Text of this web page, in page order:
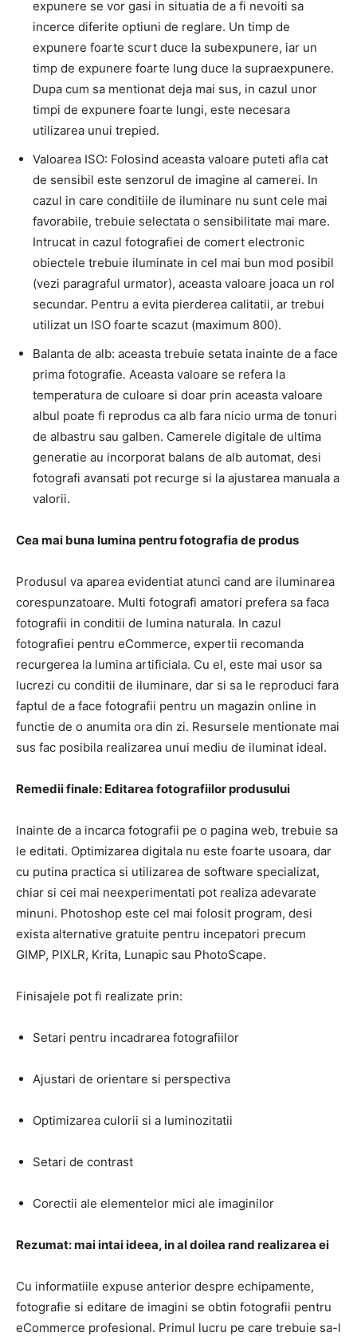
expunere se vor gasi in situatia de a fi nevoiti sa
incerce diferite optiuni de reglare. Un timp de
expunere foarte scurt duce la subexpunere, iar un
timp de expunere foarte lung duce la supraexpunere.
Dupa cum sa mentionat deja mai sus, in cazul unor
timpi de expunere foarte lungi, este necesara
utilizarea unui trepied.
Valoarea ISO: Folosind aceasta valoare puteti afla cat
de sensibil este senzorul de imagine al camerei. In
cazul in care conditiile de iluminare nu sunt cele mai
favorabile, trebuie selectata o sensibilitate mai mare.
Intrucat in ​​cazul fotografiei de comert electronic
obiectele trebuie iluminate in cel mai bun mod posibil
(vezi paragraful urmator), aceasta valoare joaca un rol
secundar. Pentru a evita pierderea calitatii, ar trebui
utilizat un ISO foarte scazut (maximum 800).
Balanta de alb: aceasta trebuie setata inainte de a face
prima fotografie. Aceasta valoare se refera la
temperatura de culoare si doar prin aceasta valoare
albul poate fi reprodus ca alb fara nicio urma de tonuri
de albastru sau galben. Camerele digitale de ultima
generatie au incorporat balans de alb automat, desi
fotografi avansati pot recurge si la ajustarea manuala a
valorii.
Cea mai buna lumina pentru fotografia de produs
Produsul va aparea evidentiat atunci cand are iluminarea
corespunzatoare. Multi fotografi amatori prefera sa faca
fotografii in conditii de lumina naturala. In cazul
fotografiei pentru eCommerce, expertii recomanda
recurgerea la lumina artificiala. Cu el, este mai usor sa
lucrezi cu conditii de iluminare, dar si sa le reproduci fara
faptul de a face fotografii pentru un magazin online in
functie de o anumita ora din zi. Resursele mentionate mai
sus fac posibila realizarea unui mediu de iluminat ideal.
Remedii finale: Editarea fotografiilor produsului
Inainte de a incarca fotografii pe o pagina web, trebuie sa
le editati. Optimizarea digitala nu este foarte usoara, dar
cu putina practica si utilizarea de software specializat,
chiar si cei mai neexperimentati pot realiza adevarate
minuni. Photoshop este cel mai folosit program, desi
exista alternative gratuite pentru incepatori precum
GIMP, PIXLR, Krita, Lunapic sau PhotoScape.
Finisajele pot fi realizate prin:
Setari pentru incadrarea fotografiilor
Ajustari de orientare si perspectiva
Optimizarea culorii si a luminozitatii
Setari de contrast
Corectii ale elementelor mici ale imaginilor
Rezumat: mai intai ideea, in al doilea rand realizarea ei
Cu informatiile expuse anterior despre echipamente,
fotografie si editare de imagini se obtin fotografii pentru
eCommerce profesional. Primul lucru pe care trebuie sa-l